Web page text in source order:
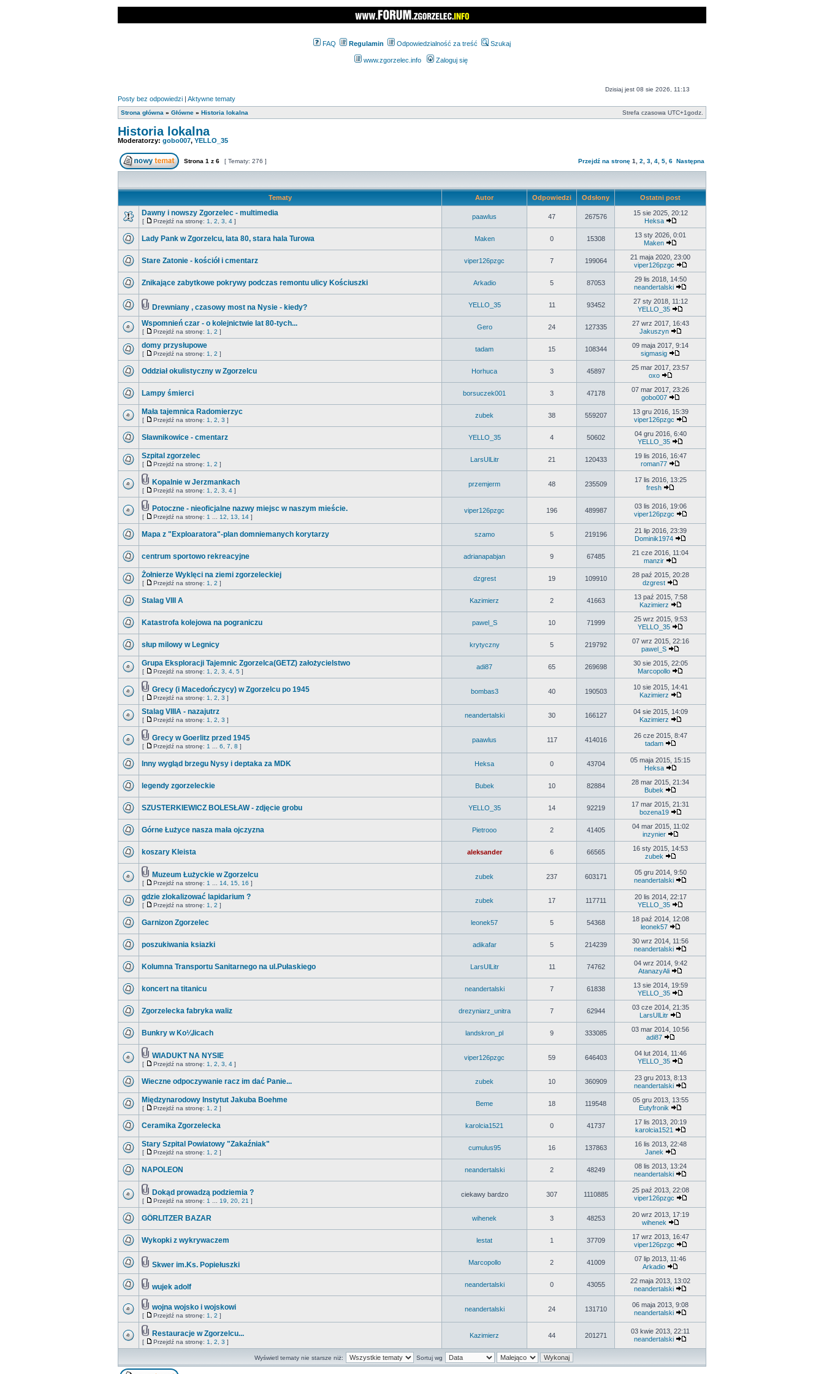
FAQ Regulamin Odpowiedzialność za treść Szukaj
www.zgorzelec.info Zaloguj się
Dzisiaj jest 08 sie 2026, 11:13
Posty bez odpowiedzi | Aktywne tematy
Strona główna » Główne » Historia lokalna Strefa czasowa UTC+1godz.
Historia lokalna
Moderatorzy: gobo007, YELLO_35
Strona 1 z 6 [ Tematy: 276 ] Przejdź na stronę 1 2 3 4 5 6 Następna
Tematy Autor Odpowiedzi Odsłony Ostatni post
Dawny i nowszy Zgorzelec - multimedia
[ Przejdź na stronę: 1 2 3 4 ]
paawlus 47 267576
15 sie 2025, 20:12
Heksa
Lady Pank w Zgorzelcu, lata 80, stara hala Turowa Maken 0 15308
13 sty 2026, 0:01
Maken
Stare Zatonie - kościół i cmentarz viper126pzgc 7 199064
21 maja 2020, 23:00
viper126pzgc
Znikające zabytkowe pokrywy podczas remontu ulicy Kościuszki Arkadio 5 87053
29 lis 2018, 14:50
neandertalski
Drewniany , czasowy most na Nysie - kiedy? YELLO_35 11 93452
27 sty 2018, 11:12
YELLO_35
Wspomnień czar - o kolejnictwie lat 80-tych...
[ Przejdź na stronę: 1 2 ]
Gero 24 127335
27 wrz 2017, 16:43
Jakuszyn
domy przysłupowe
[ Przejdź na stronę: 1 2 ]
tadam 15 108344
09 maja 2017, 9:14
sigmasig
Oddział okulistyczny w Zgorzelcu Horhuca 3 45897
25 mar 2017, 23:57
oxo
Lampy śmierci borsuczek001 3 47178
07 mar 2017, 23:26
gobo007
Mała tajemnica Radomierzyc
[ Przejdź na stronę: 1 2 3 ]
zubek 38 559207
13 gru 2016, 15:39
viper126pzgc
Sławnikowice - cmentarz YELLO_35 4 50602
04 gru 2016, 6:40
YELLO_35
Szpital zgorzelec
[ Przejdź na stronę: 1 2 ]
LarsUlLitr 21 120433
19 lis 2016, 16:47
roman77
Kopalnie w Jerzmankach
[ Przejdź na stronę: 1 2 3 4 ]
przemjerm 48 235509
17 lis 2016, 13:25
fresh
Potoczne - nieoficjalne nazwy miejsc w naszym mieście.
[ Przejdź na stronę: 1 12 13 14 ]
viper126pzgc 196 489987
03 lis 2016, 19:06
viper126pzgc
Mapa z "Exploaratora"-plan domniemanych korytarzy szamo 5 219196
21 lip 2016, 23:39
Dominik1974
centrum sportowo rekreacyjne adrianapabjan 9 67485
21 cze 2016, 11:04
manzir
Żołnierze Wyklęci na ziemi zgorzeleckiej
[ Przejdź na stronę: 1 2 ]
dzgrest 19 109910
28 paź 2015, 20:28
dzgrest
Stalag VIII A Kazimierz 2 41663
13 paź 2015, 7:58
Kazimierz
Katastrofa kolejowa na pograniczu pawel_S 10 71999
25 wrz 2015, 9:53
YELLO_35
słup milowy w Legnicy krytyczny 5 219792
07 wrz 2015, 22:16
pawel_S
Grupa Eksploracji Tajemnic Zgorzelca(GETZ) założycielstwo
[ Przejdź na stronę: 1 2 3 4 5 ]
adi87 65 269698
30 sie 2015, 22:05
Marcopollo
Grecy (i Macedończycy) w Zgorzelcu po 1945
[ Przejdź na stronę: 1 2 3 ]
bombas3 40 190503
10 sie 2015, 14:41
Kazimierz
Stalag VIIIA - nazajutrz
[ Przejdź na stronę: 1 2 3 ]
neandertalski 30 166127
04 sie 2015, 14:09
Kazimierz
Grecy w Goerlitz przed 1945
[ Przejdź na stronę: 1 6 7 8 ]
paawlus 117 414016
26 cze 2015, 8:47
tadam
Inny wygląd brzegu Nysy i deptaka za MDK Heksa 0 43704
05 maja 2015, 15:15
Heksa
legendy zgorzeleckie Bubek 10 82884
28 mar 2015, 21:34
Bubek
SZUSTERKIEWICZ BOLESŁAW - zdjęcie grobu YELLO_35 14 92219
17 mar 2015, 21:31
bozena19
Górne Łużyce nasza mała ojczyzna Pietrooo 2 41405
04 mar 2015, 11:02
inzynier
koszary Kleista aleksander 6 66565
16 sty 2015, 14:53
zubek
Muzeum Łużyckie w Zgorzelcu
[ Przejdź na stronę: 1 14 15 16 ]
zubek 237 603171
05 gru 2014, 9:50
neandertalski
gdzie zlokalizować lapidarium ?
[ Przejdź na stronę: 1 2 ]
zubek 17 117711
20 lis 2014, 22:17
YELLO_35
Garnizon Zgorzelec leonek57 5 54368
18 paź 2014, 12:08
leonek57
poszukiwania ksiazki adikafar 5 214239
30 wrz 2014, 11:56
neandertalski
Kolumna Transportu Sanitarnego na ul.Pułaskiego LarsUlLitr 11 74762
04 wrz 2014, 9:42
AtanazyAli
koncert na titanicu neandertalski 7 61838
13 sie 2014, 19:59
YELLO_35
Zgorzelecka fabryka waliz drezyniarz_unitra 7 62944
03 cze 2014, 21:35
LarsUlLitr
Bunkry w Ko¼licach landskron_pl 9 333085
03 mar 2014, 10:56
adi87
WIADUKT NA NYSIE
[ Przejdź na stronę: 1 2 3 4 ]
viper126pzgc 59 646403
04 lut 2014, 11:46
YELLO_35
Wieczne odpoczywanie racz im dać Panie... zubek 10 360909
23 gru 2013, 8:13
neandertalski
Międzynarodowy Instytut Jakuba Boehme
[ Przejdź na stronę: 1 2 ]
Beme 18 119548
05 gru 2013, 13:55
Eutyfronik
Ceramika Zgorzelecka karolcia1521 0 41737
17 lis 2013, 20:19
karolcia1521
Stary Szpital Powiatowy "Zakaźniak"
[ Przejdź na stronę: 1 2 ]
cumulus95 16 137863
16 lis 2013, 22:48
Janek
NAPOLEON neandertalski 2 48249
08 lis 2013, 13:24
neandertalski
Dokąd prowadzą podziemia ?
[ Przejdź na stronę: 1 19 20 21 ]
ciekawy bardzo 307 1110885
25 paź 2013, 22:08
viper126pzgc
GÖRLITZER BAZAR wihenek 3 48253
20 wrz 2013, 17:19
wihenek
Wykopki z wykrywaczem lestat 1 37709
17 wrz 2013, 16:47
viper126pzgc
Skwer im.Ks. Popiełuszki Marcopollo 2 41009
07 lip 2013, 11:46
Arkadio
wujek adolf neandertalski 0 43055
22 maja 2013, 13:02
neandertalski
wojna wojsko i wojskowi
[ Przejdź na stronę: 1 2 ]
neandertalski 24 131710
06 maja 2013, 9:08
neandertalski
Restauracje w Zgorzelcu...
[ Przejdź na stronę: 1 2 3 ]
Kazimierz 44 201271
03 kwie 2013, 22:11
neandertalski
Wyświetl tematy nie starsze niż: Sortuj wg